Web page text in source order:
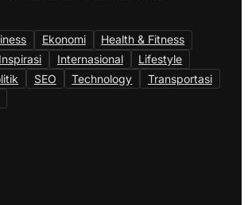
Ekonomi
Health & Fitness
Inspirasi Internasional
Lifestyle
SEO Technology
Transportasi